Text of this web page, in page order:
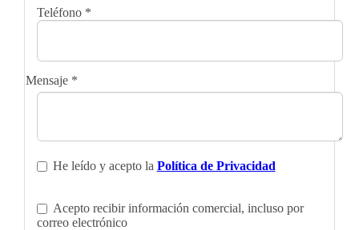
Teléfono *
Mensaje *
He leído y acepto la Política de Privacidad
Acepto recibir información comercial, incluso por
correo electrónico